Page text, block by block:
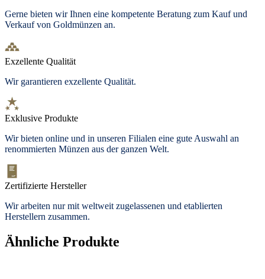
Gerne bieten wir Ihnen eine kompetente Beratung zum Kauf und
Verkauf von Goldmünzen an.
Exzellente Qualität
Wir garantieren exzellente Qualität.
Exklusive Produkte
Wir bieten online und in unseren Filialen eine gute Auswahl an
renommierten Münzen aus der ganzen Welt.
Zertifizierte Hersteller
Wir arbeiten nur mit weltweit zugelassenen und etablierten
Herstellern zusammen.
Ähnliche Produkte